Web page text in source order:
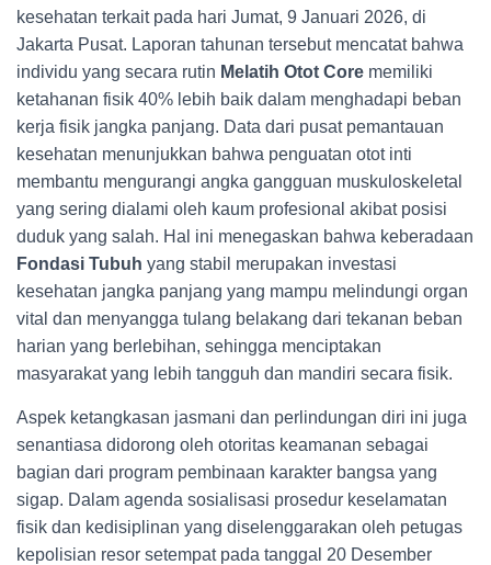
kesehatan terkait pada hari Jumat, 9 Januari 2026, di
Jakarta Pusat. Laporan tahunan tersebut mencatat bahwa
individu yang secara rutin Melatih Otot Core memiliki
ketahanan fisik 40% lebih baik dalam menghadapi beban
kerja fisik jangka panjang. Data dari pusat pemantauan
kesehatan menunjukkan bahwa penguatan otot inti
membantu mengurangi angka gangguan muskuloskeletal
yang sering dialami oleh kaum profesional akibat posisi
duduk yang salah. Hal ini menegaskan bahwa keberadaan
Fondasi Tubuh yang stabil merupakan investasi
kesehatan jangka panjang yang mampu melindungi organ
vital dan menyangga tulang belakang dari tekanan beban
harian yang berlebihan, sehingga menciptakan
masyarakat yang lebih tangguh dan mandiri secara fisik.
Aspek ketangkasan jasmani dan perlindungan diri ini juga
senantiasa didorong oleh otoritas keamanan sebagai
bagian dari program pembinaan karakter bangsa yang
sigap. Dalam agenda sosialisasi prosedur keselamatan
fisik dan kedisiplinan yang diselenggarakan oleh petugas
kepolisian resor setempat pada tanggal 20 Desember